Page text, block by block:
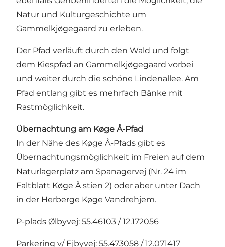
Natur und Kulturgeschichte um
Gammelkjøgegaard zu erleben.
Der Pfad verläuft durch den Wald und folgt
dem Kiespfad an Gammelkjøgegaard vorbei
und weiter durch die schöne Lindenallee. Am
Pfad entlang gibt es mehrfach Bänke mit
Rastmöglichkeit.
Übernachtung am Køge Å-Pfad
In der Nähe des Køge Å-Pfads gibt es
Übernachtungsmöglichkeit im Freien auf dem
Naturlagerplatz am Spanagervej (Nr. 24 im
Faltblatt Køge Å stien 2) oder aber unter Dach
in der Herberge Køge Vandrehjem.
P-plads Ølbyvej: 55.46103 / 12.172056
Parkering v/ Ejbyvej: 55.473058 / 12.071417